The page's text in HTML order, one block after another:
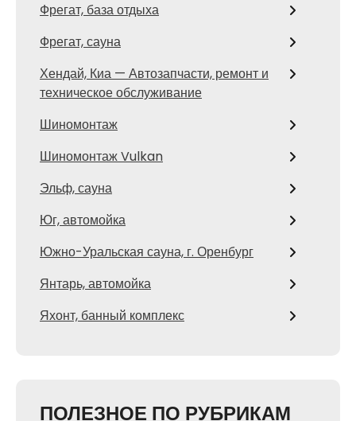
Фрегат, база отдыха
Фрегат, сауна
Хендай, Киа — Автозапчасти, ремонт и
техническое обслуживание
Шиномонтаж
Шиномонтаж Vulkan
Эльф, сауна
Юг, автомойка
Южно-Уральская сауна, г. Оренбург
Янтарь, автомойка
Яхонт, банный комплекс
ПОЛЕЗНОЕ ПО РУБРИКАМ